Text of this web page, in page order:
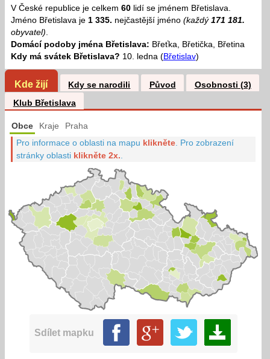
V České republice je celkem 60lidí se jménem Břetislava.
Jméno Břetislava je 1 335. nejčastější jméno (každý 171 181.
obyvatel).
Domácí podoby jména Břetislava: Břeťka, Břetička, Břetina
Kdy má svátek Břetislava? 10. ledna (Břetislav)
Kde žijí Kdy se narodili Původ
Osobnosti (3)
Klub Břetislava
Obce Kraje Praha
Pro informace o oblasti na mapu klikněte Pro zobrazení
stránky oblasti klikněte 2x.
Sdílet mapku